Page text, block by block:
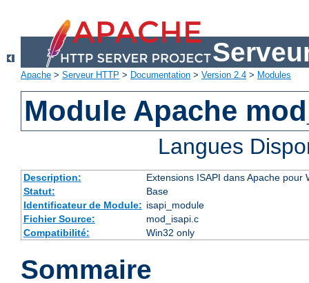
Apache > Serveur HTTP > Documentation > Version 2.4 > Modules
Module Apache
Langues
Description:
Extensions ISAPI dans Apache pour
Statut:
Base
Identificateur de Module: isapi_module
Fichier Source:
mod_isapi.c
Compatibilité:
Win32 only
Sommaire